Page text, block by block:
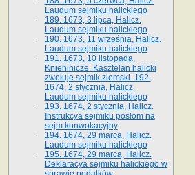
Laudum sejmiku halickiego
189. 1673, 3 lipca, Halicz.
Laudum sejmiku halickiego
190. 1673, 11 września, Halicz.
Laudum sejmiku halickiego
191. 1673, 10 listopada,
Kniehinicze. Kasztelan halicki
zwołuje sejmik ziemski. 192.
1674, 2 stycznia, Halicz.
Laudum sejmiku halickiego
193. 1674, 2 stycznia, Halicz.
Instrukcya sejmiku posłom na
sejm konwokacyjny
194. 1674, 29 marca, Halicz.
Laudum sejmiku halickiego
195. 1674, 29 marca, Halicz.
Deklaracya sejmiku halickiego w